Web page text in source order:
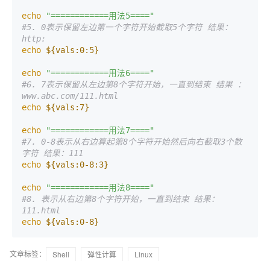
echo
"============用法5===="
#5. 0表示保留左边第一个字符开始截取5个字符 结果：
http:
echo ${vals:0:5}
echo
"============用法6===="
#6. 7表示保留从左边第8个字符开始，一直到结束 结果 ：
www.abc.com/111.html
echo ${vals:7}
echo
"============用法7===="
#7. 0-8表示从右边算起第8个字符开始然后向右截取3个数
字符 结果：111
echo ${vals:0-8:3}
echo
"============用法8===="
#8. 表示从右边第8个字符开始，一直到结束 结果：
111.html
echo ${vals:0-8}
文章标签： Shell 弹性计算 Linux